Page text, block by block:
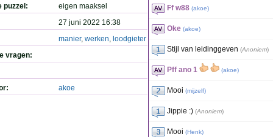
puzzel:
eigen maaksel
27 juni 2022 16:38
manier, werken, loodgieter
vragen:
akoe
Ff w88 (akoe)
Oke (akoe)
Stijl van leidinggeven (Anoniem)
Pff ano 1 (akoe)
Mooi (mijzelf)
Jippie :) (Anoniem)
Mooi (Henk)